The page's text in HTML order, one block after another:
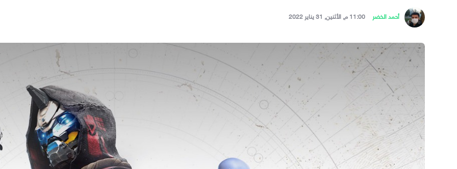
أحمد الخضر 11:00 م, الأثنين, 31 يناير 2022